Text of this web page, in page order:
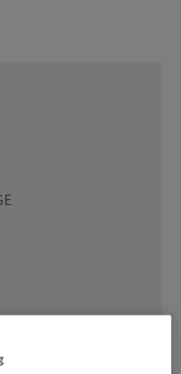
die Flugabwehr